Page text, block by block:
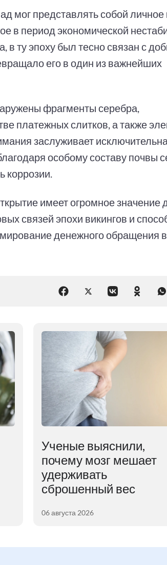
мог представлять собой личное
в период экономической
в ту эпоху был тесно связан с
его в один из важнейших
фрагменты серебра,
платежных слитков, а также
заслуживает
особому составу почвы
коррозии.
имеет огромное значение
связей эпохи викингов и
денежного обращения в
Ученые выяснили,
почему мозг мешает
удерживать
сброшенный вес
06 августа 2026